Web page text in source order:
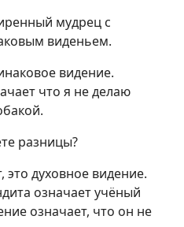
мудрец с
виденьем.
видение.
что я не делаю
разницы?
это духовное видение.
означает учёный
означает, что он не